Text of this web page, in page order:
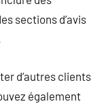
sections d’avis
d’autres clients
également